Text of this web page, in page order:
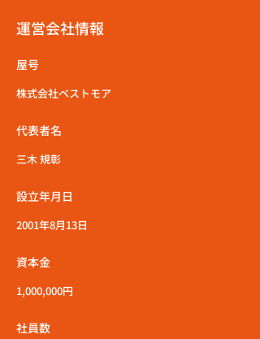
運営会社情報
屋号
株式会社ベストモア
代表者名
三木 規彰
設立年月日
2001年8月13日
資本金
1,000,000円
社員数